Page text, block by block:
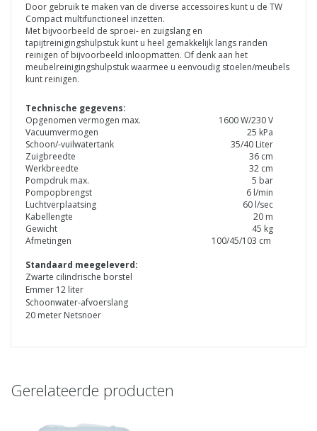
Door gebruik te maken van de diverse accessoires kunt u de TW
Compact multifunctioneel inzetten.
Met bijvoorbeeld de sproei- en zuigslang en
tapijtreinigingshulpstuk kunt u heel gemakkelijk langs randen
reinigen of bijvoorbeeld inloopmatten. Of denk aan het
meubelreinigingshulpstuk waarmee u eenvoudig stoelen/meubels
kunt reinigen.
Technische gegevens:
Opgenomen vermogen max.
1600 W/230 V
Vacuumvermogen
25 kPa
Schoon/-vuilwatertank
35/40 Liter
Zuigbreedte
36 cm
Werkbreedte
32 cm
Pompdruk max.
5 bar
Pompopbrengst
6 l/min
Luchtverplaatsing
60 l/sec
Kabellengte
20 m
Gewicht
45 kg
Afmetingen
100/45/103 cm
Standaard meegeleverd:
Zwarte cilindrische borstel
Emmer 12 liter
Schoonwater-afvoerslang
20 meter Netsnoer
Gerelateerde producten